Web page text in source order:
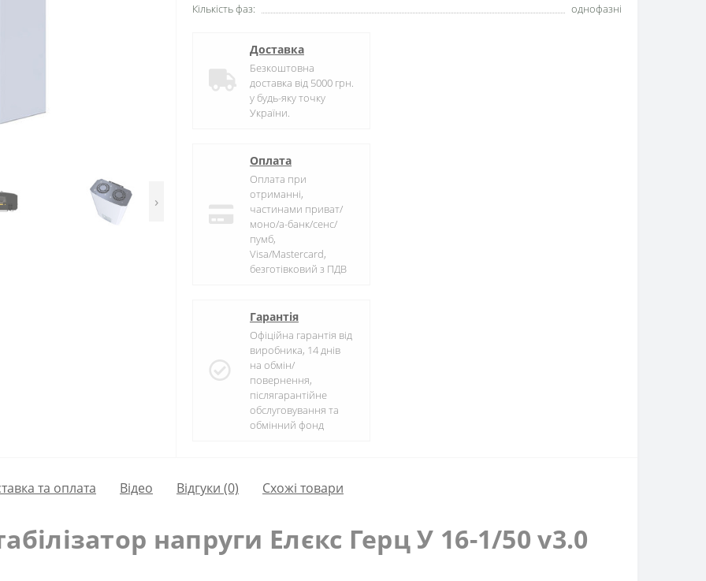
›
Кількість фаз:
однофазні
Доставка
Безкоштовна
доставка від 5000 грн.
у будь-яку точку
України.
Оплата
Оплата при
отриманні,
частинами приват/
моно/а-банк/сенс/
пумб,
Visa/Mastercard,
безготівковий з ПДВ
Гарантія
Офіційна гарантія від
виробника, 14 днів
на обмін/
повернення,
післягарантійне
обслуговування та
обмінний фонд
та оплата Вiдео Відгуки (0) Схожі товари
напруги Елєкс Герц У 16-1/50 v3.0